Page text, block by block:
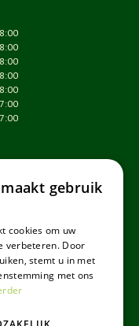
gebruik
cookies om uw
verbeteren. Door
stemt u in met
met ons